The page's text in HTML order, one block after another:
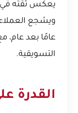
يعكس ثقته في
ويشجع
عامًا بعد عام،
التسويقية.
القدرة